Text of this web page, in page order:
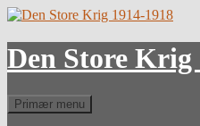
Hop
indhold
Den Store Krig
Søg
Primær menu